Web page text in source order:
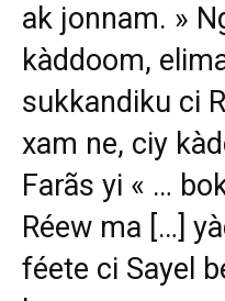
ak jonnam. »
kàddoom,
sukkandiku ci
xam ne, ciy
Farãs yi « …
Réew ma […]
féete ci Sayel